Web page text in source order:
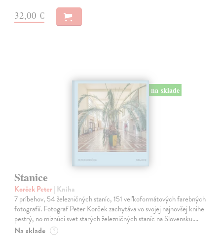
32,00 €
na sklade
Stanice
Korček Peter| Kniha
7 príbehov, 54 železničných staníc, 151 veľkoformátových farebných
fotografií. Fotograf Peter Korček zachytáva vo svojej najnovšej knihe
pestrý, no miznúci svet starých železničných staníc na Slovensku.…
Na sklade ?